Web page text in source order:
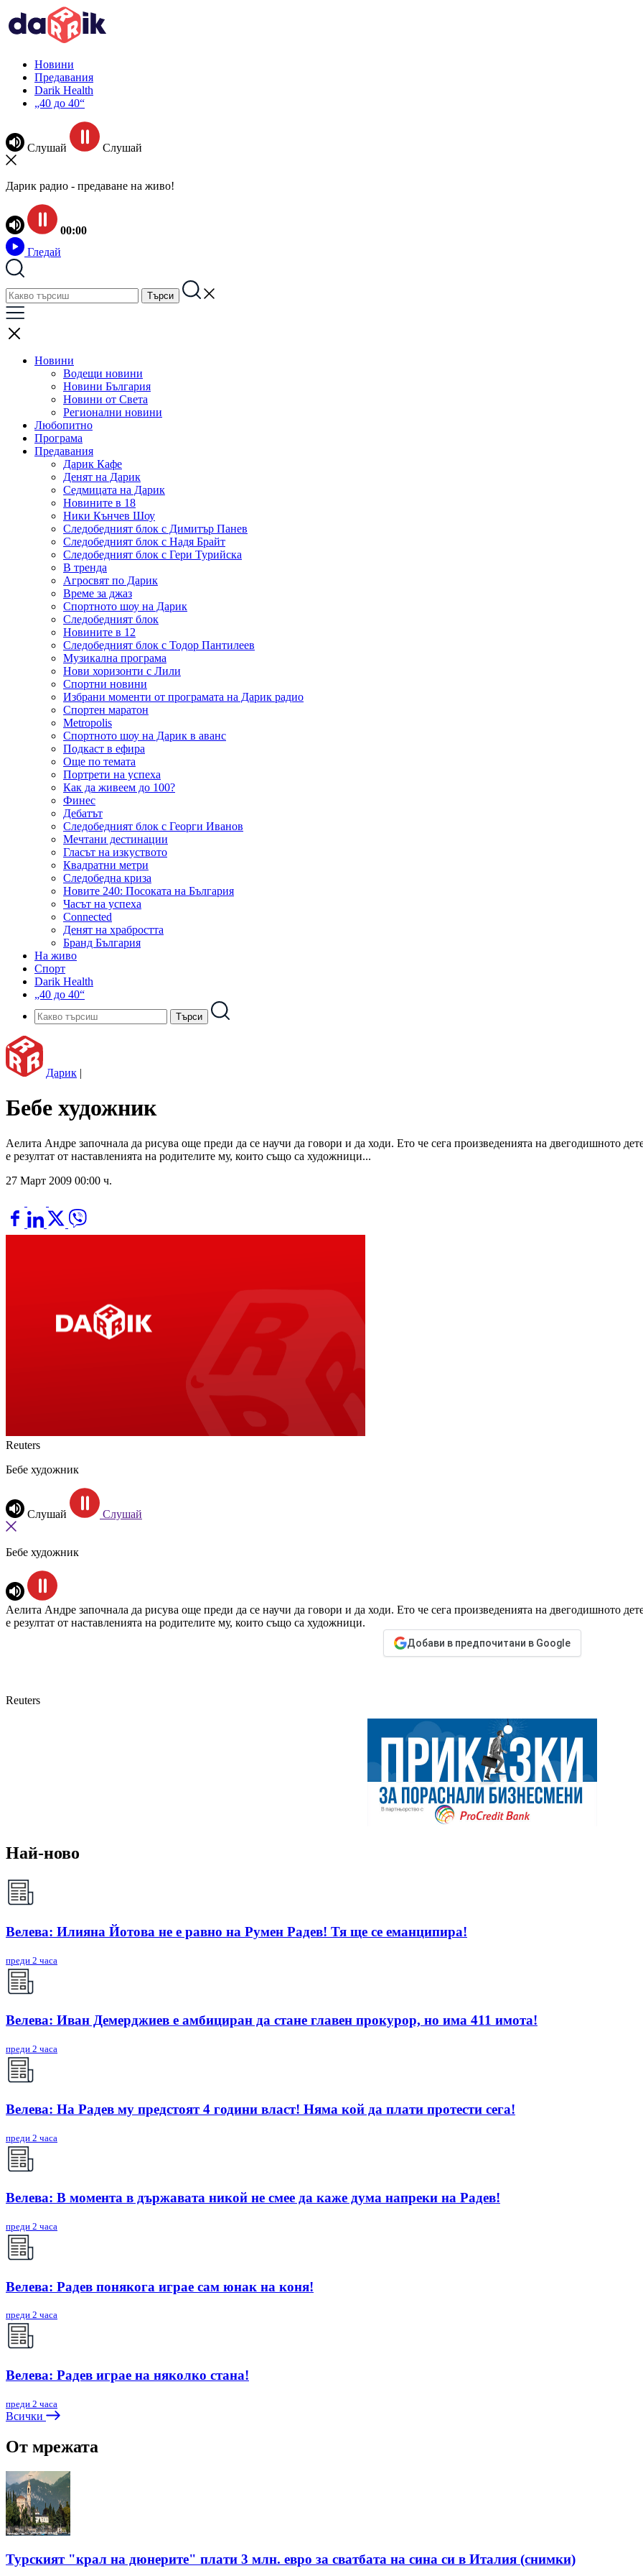
Новини
Предавания
Darik Health
„40 до 40“
Слушай Слушай
Дарик радио - предаване на живо!
00:00
Гледай
Новини
Водещи новини
Новини България
Новини от Света
Регионални новини
Любопитно
Програма
Предавания
Дарик Кафе
Денят на Дарик
Седмицата на Дарик
Новините в 18
Ники Кънчев Шоу
Следобедният блок с Димитър Панев
Следобедният блок с Надя Брайт
Следобедният блок с Гери Турийска
В тренда
Агросвят по Дарик
Време за джаз
Спортното шоу на Дарик
Следобедният блок
Новините в 12
Следобедният блок с Тодор Пантилеев
Музикална програма
Нови хоризонти с Лили
Спортни новини
Избрани моменти от програмата на Дарик радио
Спортен маратон
Metropolis
Спортното шоу на Дарик в аванс
Подкаст в ефира
Още по темата
Портрети на успеха
Как да живеем до 100?
Финес
Дебатът
Следобедният блок с Георги Иванов
Мечтани дестинации
Гласът на изкуството
Квадратни метри
Следобедна криза
Новите 240: Посоката на България
Часът на успеха
Connected
Денят на храбростта
Бранд България
На живо
Спорт
Darik Health
„40 до 40“
Дарик |
Бебе художник
Аелита Андре започнала да рисува още преди да се научи да говори и да ходи. Ето че сега произведенията на двегодишното
е резултат от наставленията на родителите му, които също са художници...
27 Март 2009 00:00 ч.
Reuters
Бебе художник
Слушай Слушай
Бебе художник
Аелита Андре започнала да рисува още преди да се научи да говори и да ходи. Ето че сега произведенията на двегодишното
е резултат от наставленията на родителите му, които също са художници.
Добави в предпочитани в Google
Reuters
Най-ново
Велева: Илияна Йотова не е равно на Румен Радев! Тя ще се еманципира!
преди 2 часа
Велева: Иван Демерджиев е амбициран да стане главен прокурор, но има 411 имота!
преди 2 часа
Велева: На Радев му предстоят 4 години власт! Няма кой да плати протести сега!
преди 2 часа
Велева: В момента в държавата никой не смее да каже дума напреки на Радев!
преди 2 часа
Велева: Радев понякога играе сам юнак на коня!
преди 2 часа
Велева: Радев играе на няколко стана!
преди 2 часа
Всички
От мрежата
Турският "крал на дюнерите" плати 3 млн. евро за сватбата на сина си в Италия (снимки)